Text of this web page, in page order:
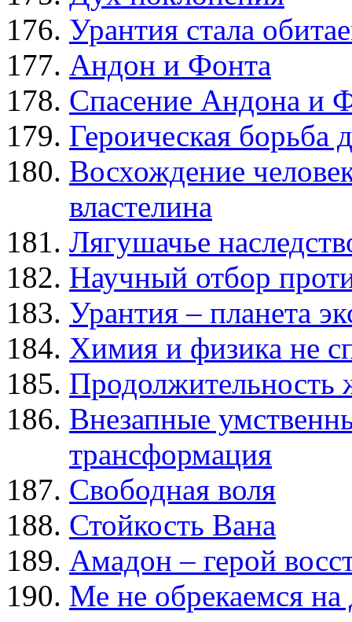
Урантия стала
Андон и Фонта
Спасение Андона и
Героическая борьба
Восхождение
властелина
Лягушачье
Научный отбор
Урантия – планета
Химия и физика не
Продолжительность
Внезапные
трансформация
Свободная воля
Стойкость Вана
Амадон – герой
Ме не обрекаемся